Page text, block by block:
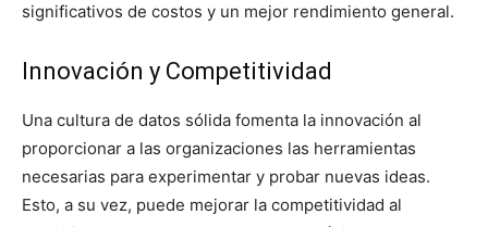
significativos de costos y un mejor rendimiento general.
Innovación y Competitividad
Una cultura de datos sólida fomenta la innovación al
proporcionar a las organizaciones las herramientas
necesarias para experimentar y probar nuevas ideas.
Esto, a su vez, puede mejorar la competitividad al